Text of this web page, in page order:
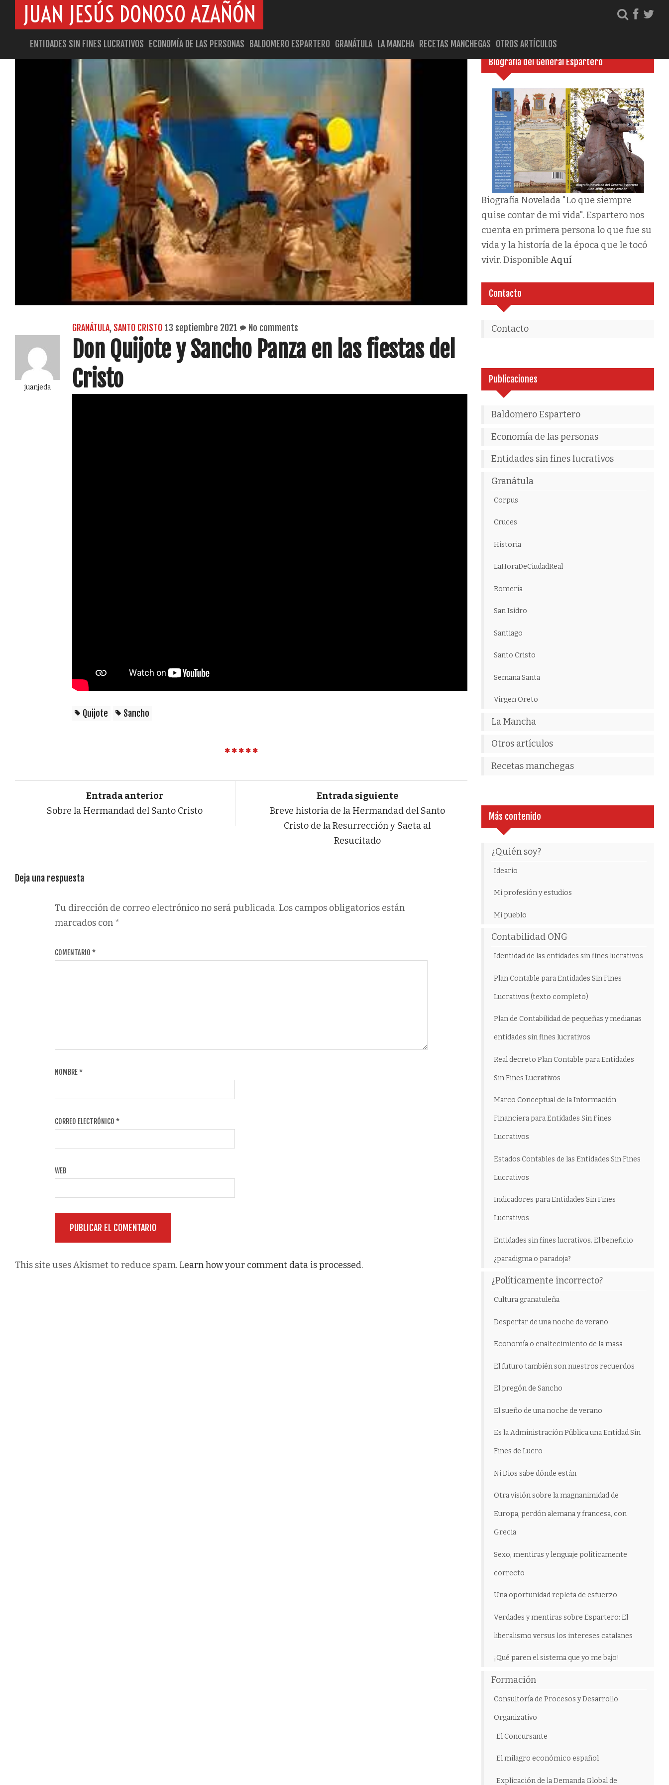
JUAN JESÚS DONOSO AZAÑÓN
ENTIDADES SIN FINES LUCRATIVOS ECONOMÍA DE LAS PERSONAS BALDOMERO ESPARTERO GRANÁTULA LA MANCHA RECETAS MANCHEGAS OTROS ARTÍCULOS
juanjeda
GRANÁTULA, SANTO CRISTO 13 septiembre 2021 No comments
Don Quijote y Sancho Panza en las fiestas del
Cristo
Quijote Sancho
Entrada anterior
Sobre la Hermandad del Santo Cristo
Entrada siguiente
Breve historia de la Hermandad del Santo
Cristo de la Resurrección y Saeta al
Resucitado
Deja una respuesta
Tu dirección de correo electrónico no será publicada. Los campos obligatorios están
marcados con *
COMENTARIO *
NOMBRE*
CORREO ELECTRÓNICO *
WEB
This site uses Akismet to reduce spam. Learn how your comment data is processed.
Biografía del General Espartero
Biografía Novelada "Lo que siempre
quise contar de mi vida". Espartero nos
cuenta en primera persona lo que fue su
vida y la historía de la época que le tocó
vivir. DisponibleAquí
Contacto
Contacto
Publicaciones
Baldomero Espartero
Economía de las personas
Entidades sin fines lucrativos
Granátula
Corpus
Cruces
Historia
LaHoraDeCiudadReal
Romería
San Isidro
Santiago
Santo Cristo
Semana Santa
Virgen Oreto
La Mancha
Otros artículos
Recetas manchegas
Más contenido
¿Quién soy?
Ideario
Mi profesión y estudios
Mi pueblo
Contabilidad ONG
Identidad de las entidades sin fines lucrativos
Plan Contable para Entidades Sin Fines
Lucrativos (texto completo)
Plan de Contabilidad de pequeñas y medianas
entidades sin fines lucrativos
Real decreto Plan Contable para Entidades
Sin Fines Lucrativos
Marco Conceptual de la Información
Financiera para Entidades Sin Fines
Lucrativos
Estados Contables de las Entidades Sin Fines
Lucrativos
Indicadores para Entidades Sin Fines
Lucrativos
Entidades sin fines lucrativos. El beneficio
¿paradigma o paradoja?
¿Políticamente incorrecto?
Cultura granatuleña
Despertar de una noche de verano
Economía o enaltecimiento de la masa
El futuro también son nuestros recuerdos
El pregón de Sancho
El sueño de una noche de verano
Es la Administración Pública una Entidad Sin
Fines de Lucro
Ni Dios sabe dónde están
Otra visión sobre la magnanimidad de
Europa, perdón alemana y francesa, con
Grecia
Sexo, mentiras y lenguaje políticamente
correcto
Una oportunidad repleta de esfuerzo
Verdades y mentiras sobre Espartero: El
liberalismo versus los intereses catalanes
¡Qué paren el sistema que yo me bajo!
Formación
Consultoría de Procesos y Desarrollo
Organizativo
El Concursante
El milagro económico español
Explicación de la Demanda Global de